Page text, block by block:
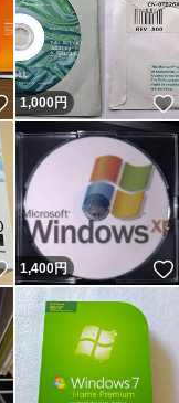
いいね！
1,000円
いいね！
1,400円